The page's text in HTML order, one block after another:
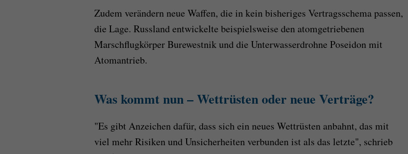
Zudem verändern neue Waffen, die in kein bisheriges Vertragsschema passen,
die Lage. Russland entwickelte beispielsweise den atomgetriebenen
Marschflugkörper Burewestnik und die Unterwasserdrohne Poseidon mit
Atomantrieb.
Was kommt nun – Wettrüsten oder neue Verträge?
"Es gibt Anzeichen dafür, dass sich ein neues Wettrüsten anbahnt, das mit
viel mehr Risiken und Unsicherheiten verbunden ist als das letzte", schrieb